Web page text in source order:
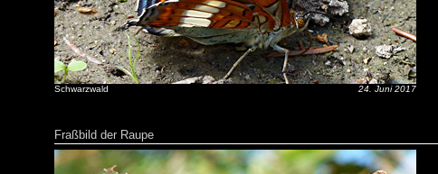
Schwarzwald 24. Juni 2017
Fraßbild der Raupe